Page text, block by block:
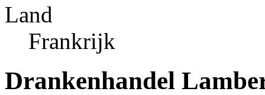
Land
Frankrijk
Drankenhandel